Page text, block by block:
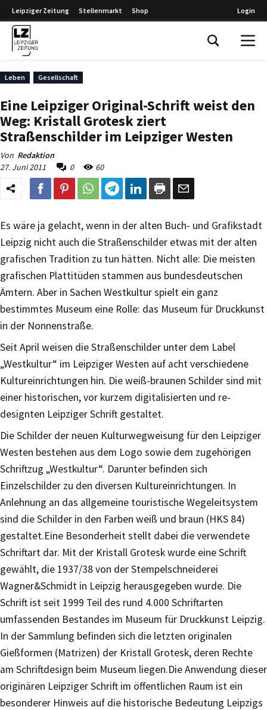
Leipziger Zeitung Stellenmarkt Shop Login
Leben Gesellschaft
Eine Leipziger Original-Schrift weist den
Weg: Kristall Grotesk ziert
Straßenschilder im Leipziger Westen
Von Redaktion
27. Juni 2011
0 60
Es wäre ja gelacht, wenn in der alten Buch- und Grafikstadt
Leipzig nicht auch die Straßenschilder etwas mit der alten
grafischen Tradition zu tun hätten. Nicht alle: Die meisten
grafischen Plattitüden stammen aus bundesdeutschen
Ämtern. Aber in Sachen Westkultur spielt ein ganz
bestimmtes Museum eine Rolle: das Museum für Druckkunst
in der Nonnenstraße.
Seit April weisen die Straßenschilder unter dem Label
„Westkultur“ im Leipziger Westen auf acht verschiedene
Kultureinrichtungen hin. Die weiß-braunen Schilder sind mit
einer historischen, vor kurzem digitalisierten und re-
designten Leipziger Schrift gestaltet.
Die Schilder der neuen Kulturwegweisung für den Leipziger
Westen bestehen aus dem Logo sowie dem zugehörigen
Schriftzug „Westkultur“. Darunter befinden sich
Einzelschilder zu den diversen Kultureinrichtungen. In
Anlehnung an das allgemeine touristische Wegeleitsystem
sind die Schilder in den Farben weiß und braun (HKS 84)
gestaltet.Eine Besonderheit stellt dabei die verwendete
Schriftart dar. Mit der Kristall Grotesk wurde eine Schrift
gewählt, die 1937/38 von der Stempelschneiderei
Wagner&Schmidt in Leipzig herausgegeben wurde. Die
Schrift ist seit 1999 Teil des rund 4.000 Schriftarten
umfassenden Bestandes im Museum für Druckkunst Leipzig.
In der Sammlung befinden sich die letzten originalen
Gießformen (Matrizen) der Kristall Grotesk, deren Rechte
am Schriftdesign beim Museum liegen.Die Anwendung dieser
originären Leipziger Schrift im öffentlichen Raum ist ein
besonderer Hinweis auf die historische Bedeutung Leipzigs